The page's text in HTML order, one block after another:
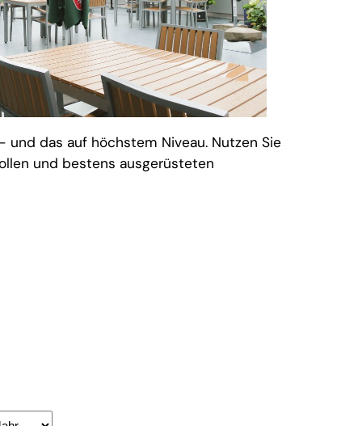
und das auf höchstem Niveau. Nutzen Sie
und bestens ausgerüsteten